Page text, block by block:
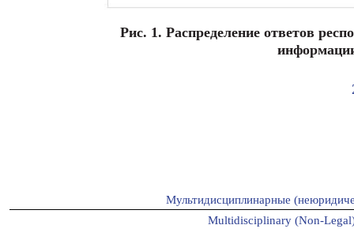
Рис. 1. Распределение ответов
Мультидисциплинарные
Multidisciplinary (Non-